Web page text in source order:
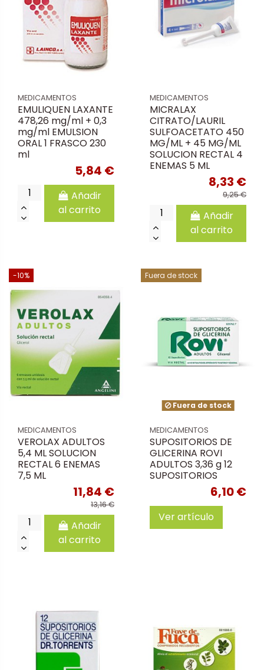
MEDICAMENTOS
EMULIQUEN LAXANTE
478,26 mg/ml + 0,3
mg/ml EMULSION
ORAL 1 FRASCO 230
ml
5,84 €
Añadir
al carrito
MEDICAMENTOS
MICRALAX
CITRATO/LAURIL
SULFOACETATO 450
MG/ML + 45 MG/ML
SOLUCION RECTAL 4
ENEMAS 5 ML
8,33 €
9,25 €
Añadir
al carrito
-10%
MEDICAMENTOS
VEROLAX ADULTOS
5,4 ML SOLUCION
RECTAL 6 ENEMAS
7,5 ML
11,84 €
13,16 €
Añadir
al carrito
Fuera de stock
Fuera de stock
MEDICAMENTOS
SUPOSITORIOS DE
GLICERINA ROVI
ADULTOS 3,36 g 12
SUPOSITORIOS
6,10 €
Ver artículo